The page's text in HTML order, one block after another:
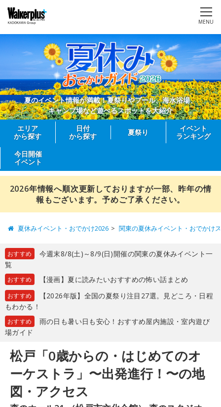
MENU
夏のイベント情報が満載！夏祭りやプール、海水浴場、
キャンプ場など遊べるスポットを大紹介
エリア
から探す
日付
から探す
夏祭り
イベント
ランキング
今日開催
イベント
2026年情報へ順次更新しておりますが一部、昨年の情
報もございます。予めご了承ください。
夏休みイベント・おでかけ2026 関東の夏休みイベント・おでかけ
おすすめ
今週末8/8(土)～8/9(日)開催の関東の夏休みイベント一
覧
おすすめ 【漫画】夏に読みたいおすすめの怖い話まとめ
おすすめ
【2026年版】全国の夏祭り注目27選。見どころ・日程
もわかる！
おすすめ
雨の日も暑い日も安心！おすすめ屋内施設・室内遊び
場ガイド
松戸「0歳からの・はじめてのオ
ーケストラ」〜出発進行！〜の地
図・アクセス